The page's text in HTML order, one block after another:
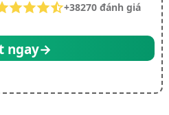
+38270 đánh giá
ngay→